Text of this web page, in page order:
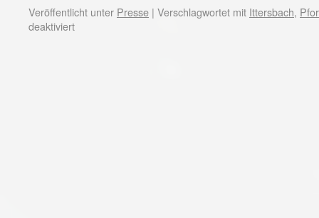
Veröffentlicht unter Presse | Verschlagwortet mit Ittersbach,
deaktiviert